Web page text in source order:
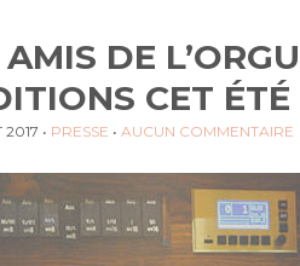
AMIS DE
CET ÉTÉ
2017 • PRESSE • AUCUN COMMENTAIRE